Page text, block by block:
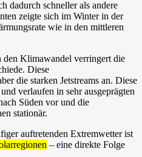
dadurch schneller als andere
zeigte sich im Winter in der
wie in den mittleren
Klimawandel verringert die
Diese
die starken Jetstreams an. Diese
verlaufen in sehr ausgeprägten
Süden vor und die
stationär.
auftretenden Extremwetter ist
– eine direkte Folge